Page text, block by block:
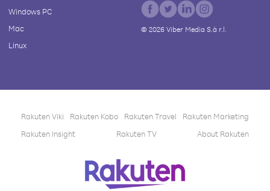
Windows PC
Mac
Linux
© 2026Viber Media S.à r.l.
Rakuten Viki Rakuten Kobo Rakuten Travel
Rakuten Marketing
Rakuten Insight
Rakuten TV About Rakuten